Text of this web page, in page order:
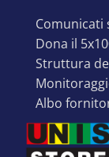
dona il
struttura
albo